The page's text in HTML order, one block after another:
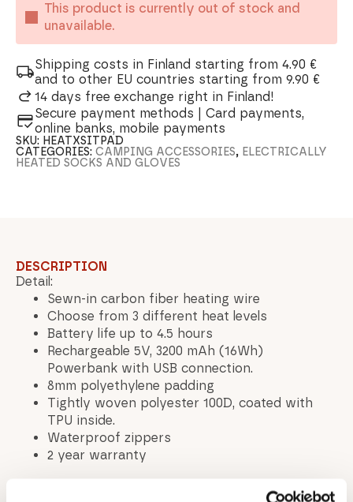
This product is currently out of stock and
unavailable.
Shipping costs in Finland starting from 4.90 €
and to other EU countries starting from 9.90 €
14 days free exchange right in Finland!
Secure payment methods | Card payments,
online banks, mobile payments
SKU: HEATXSITPAD
CATEGORIES:CAMPING ACCESSORIES, ELECTRICALLY
HEATED SOCKS AND GLOVES
DESCRIPTION
Detail:
Sewn-in carbon fiber heating wire
Choose from 3 different heat levels
Battery life up to 4.5 hours
Rechargeable 5V, 3200 mAh (16Wh)
Powerbank with USB connection.
8mm polyethylene padding
Tightly woven polyester 100D, coated with
TPU inside.
Waterproof zippers
2 year warranty